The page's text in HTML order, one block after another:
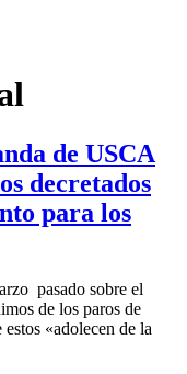
de USCA
decretados
para los
pasado sobre el
de los paros de
«adolecen de la